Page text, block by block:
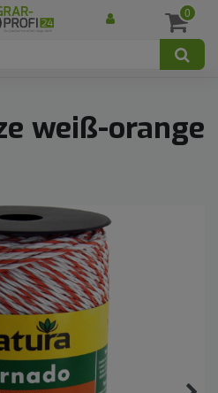
0
weiß-orange